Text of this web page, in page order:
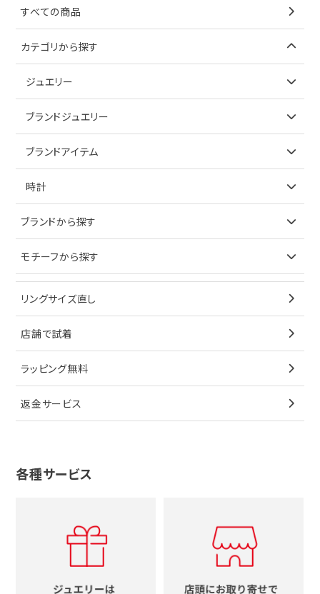
すべての商品
カテゴリから探す
ジュエリー
アイテムで探す
ブレスレット
ペンダントトップ
ブローチ
その他
ノーブランドジュエリーをすべて見る
ブランドジュエリー
アイテムで探す
イヤリング
ブレスレット
ペンダントトップ
ブローチ
その他
ティファニー
ブルガリ
グッチ
ブランドアイテム
アイテムで探す
キーケース
サングラス
シューズ
香水
シャネル
コーチ
時計
ブランドで探す
オメガ
シャネル
タグホイヤー
カルティエ
セイコー
メンズ時計
時計をすべて見る
ブランドから探す
ティファニー
ブルガリ
カルティエ
ウノアエレ
4℃
グッチ
ルイヴィトン
エルメス
モチーフから探す
星
リボン
花
十字架
イニシャル
リングサイズ直し
店舗で試着
ラッピング無料
返金サービス
各種サービス